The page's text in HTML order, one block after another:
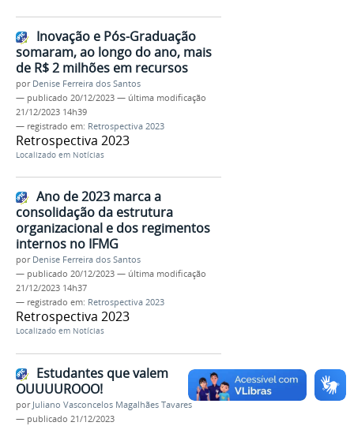
Inovação e Pós-Graduação
somaram, ao longo do ano, mais
de R$ 2 milhões em recursos
por Denise Ferreira dos Santos
— publicado 20/12/2023 — última modificação
21/12/2023 14h39
— registrado em: Retrospectiva 2023
Retrospectiva 2023
Localizado em Notícias
Ano de 2023 marca a
consolidação da estrutura
organizacional e dos regimentos
internos no IFMG
por Denise Ferreira dos Santos
— publicado 20/12/2023 — última modificação
21/12/2023 14h37
— registrado em: Retrospectiva 2023
Retrospectiva 2023
Localizado em Notícias
Estudantes que valem
OUUUUROOO!
por Juliano Vasconcelos Magalhães Tavares
— publicado 21/12/2023